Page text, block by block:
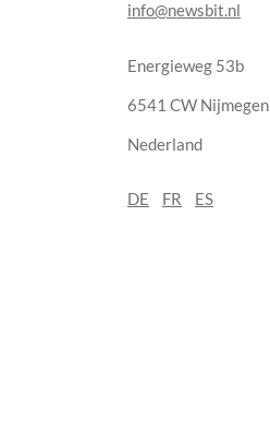
info@newsbit.nl
Energieweg 53b
6541 CW Nijmegen
Nederland
DE FR ES